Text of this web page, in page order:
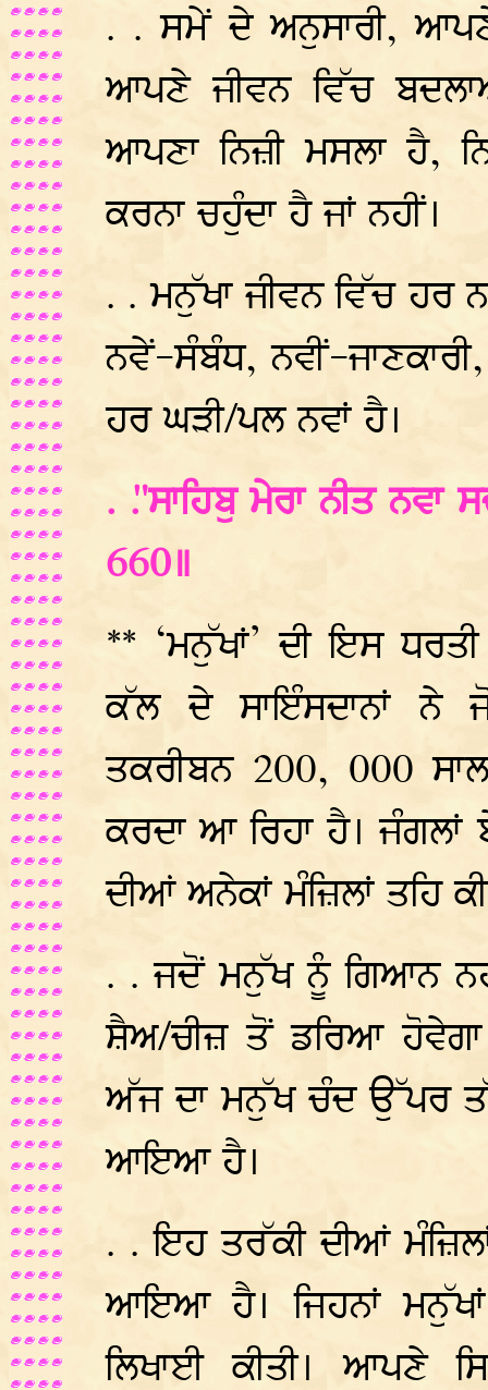
. . ਸਮੇਂ ਦੇ ਅਨੁਸਾਰੀ,
ਆਪਣੇ ਜੀਵਨ ਵਿੱਚ
ਆਪਣਾ ਨਿਜ਼ੀ ਮਸਲਾ ਹੈ,
ਕਰਨਾ ਚਹੁੰਦਾ ਹੈ ਜਾਂ ਨਹੀਂ।
. . ਮਨੁੱਖਾ ਜੀਵਨ ਵਿੱਚ ਹਰ
ਨਵੇਂ-ਸੰਬੰਧ, ਨਵੀਂ-
ਹਰ ਘੜੀ/ਪਲ ਨਵਾਂ ਹੈ।
. ."ਸਾਹਿਬੁ ਮੇਰਾ ਨੀਤ ਨਵਾ
660॥
** ‘ਮਨੁੱਖਾਂ’ ਦੀ ਇਸ
ਕੱਲ ਦੇ ਸਾਇੰਸਦਾਨਾਂ ਨੇ
ਤਕਰੀਬਨ 200, 000
ਕਰਦਾ ਆ ਰਿਹਾ ਹੈ।
ਦੀਆਂ ਅਨੇਕਾਂ ਮੰਜ਼ਿਲਾਂ ਤਹਿ
. . ਜਦੋਂ ਮਨੁੱਖ ਨੂੰ ਗਿਆਨ
ਸ਼ੈਅ/ਚੀਜ਼ ਤੋਂ ਡਰਿਆ
ਅੱਜ ਦਾ ਮਨੁੱਖ ਚੰਦ ਉੱਪਰ
ਆਇਆ ਹੈ।
. . ਇਹ ਤਰੱਕੀ ਦੀਆਂ
ਆਇਆ ਹੈ। ਜਿਹਨਾਂ
ਲਿਖਾਈ ਕੀਤੀ। ਆਪਣੇ